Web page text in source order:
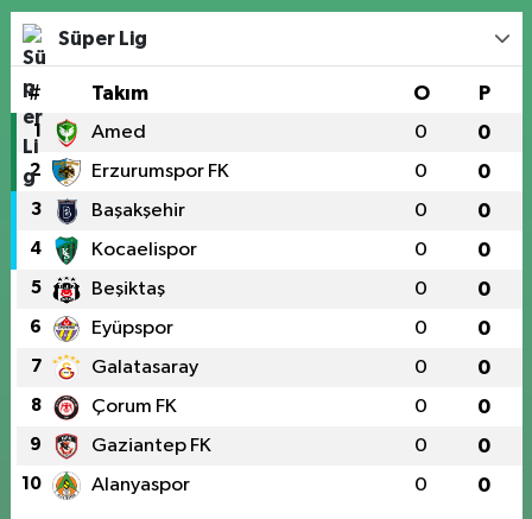
Süper Lig
# Takım O P
1 Amed 0 0
2 Erzurumspor FK 0 0
3 Başakşehir 0 0
4 Kocaelispor 0 0
5 Beşiktaş 0 0
6 Eyüpspor 0 0
7 Galatasaray 0 0
8 Çorum FK 0 0
9 Gaziantep FK 0 0
10 Alanyaspor 0 0